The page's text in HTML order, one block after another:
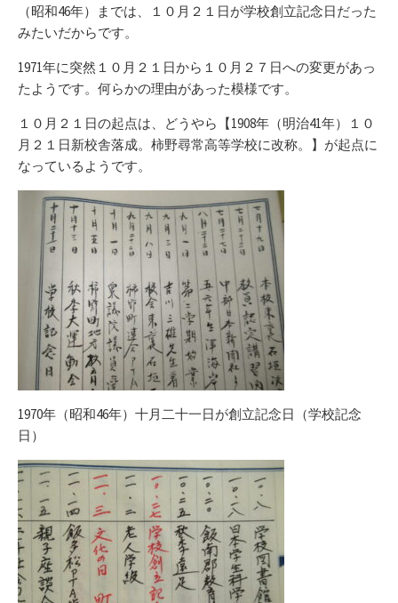
（昭和46年）までは、１０月２１日が学校創立記念日だった
みたいだからです。
1971年に突然１０月２１日から１０月２７日への変更があっ
たようです。何らかの理由があった模様です。
１０月２１日の起点は、どうやら【1908年（明治41年）１０
月２１日新校舎落成。柿野尋常高等学校に改称。】が起点に
なっているようです。
1970年（昭和46年）十月二十一日が創立記念日（学校記念
日）